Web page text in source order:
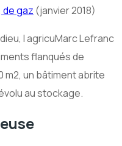
de gaz (janvier 2018)
l agricuMarc Lefranc
flanqués de
un bâtiment abrite
au stockage.